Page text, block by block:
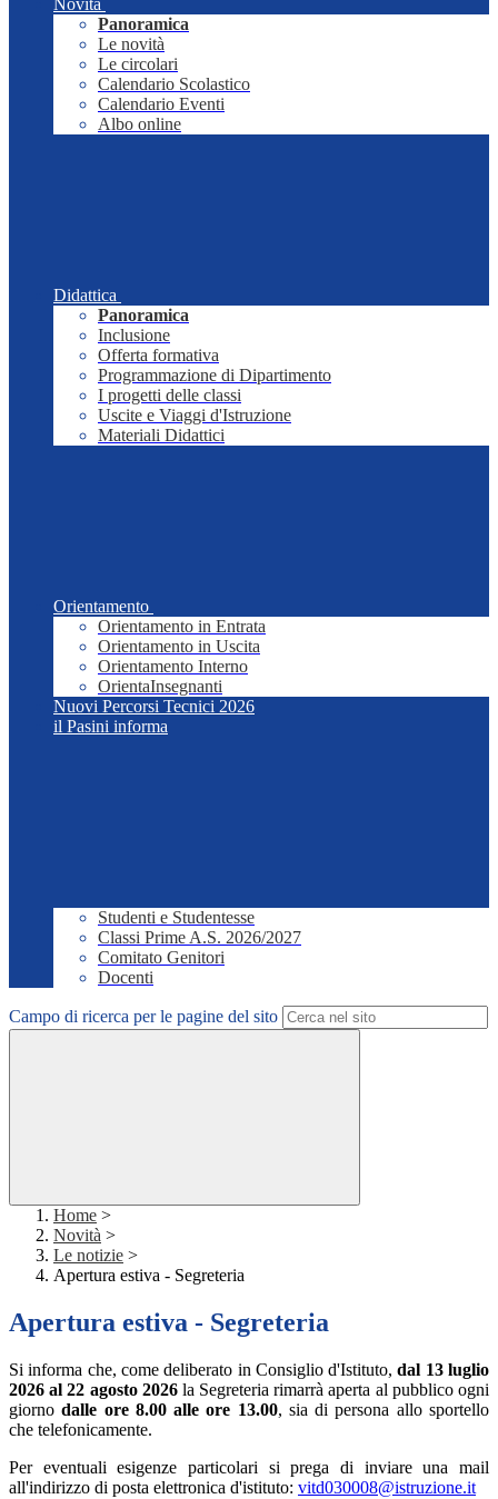
Novità
Panoramica
Le novità
Le circolari
Calendario Scolastico
Calendario Eventi
Albo online
Didattica
Panoramica
Inclusione
Offerta formativa
Programmazione di Dipartimento
I progetti delle classi
Uscite e Viaggi d'Istruzione
Materiali Didattici
Orientamento
Orientamento in Entrata
Orientamento in Uscita
Orientamento Interno
OrientaInsegnanti
Nuovi Percorsi Tecnici 2026
il Pasini informa
Studenti e Studentesse
Classi Prime A.S. 2026/2027
Comitato Genitori
Docenti
Campo di ricerca per le pagine del sito
Home >
Novità >
Le notizie >
Apertura estiva - Segreteria
Apertura estiva - Segreteria
Si informa che, come deliberato in Consiglio d'Istituto,dal 13 luglio
2026 al 22 agosto 2026la Segreteria rimarrà aperta al pubblico ogni
giornodalle ore 8.00 alle ore 13.00, sia di persona allo sportello
che telefonicamente.
Per eventuali esigenze particolari si prega di inviare una mail
all'indirizzo di posta elettronica d'istituto: vitd030008@istruzione.it